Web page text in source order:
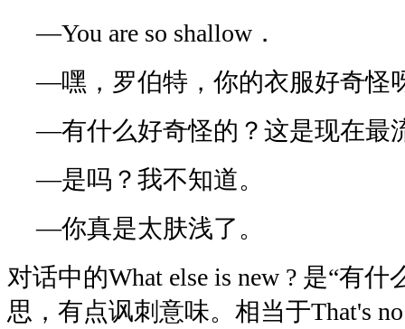
—You are so shallow．
—嘿，罗伯特，你的衣服好奇怪
—有什么好奇怪的？这是现在最
—是吗？我不知道。
—你真是太肤浅了。
对话中的What else is new ? 是“有
思，有点讽刺意味。相当于That's